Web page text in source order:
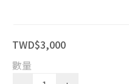
TWD$3,000
數量